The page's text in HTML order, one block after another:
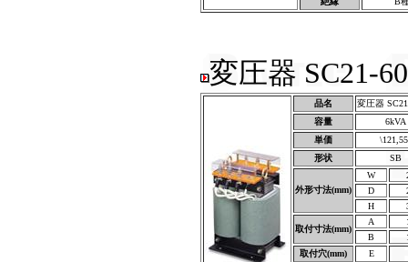
変圧器 SC21-
品名
変圧器
容量
6kVA
単価
形状
SB
外形寸法(mm)
W
D
H
取付寸法(mm)
A
B
取付穴(mm)
E